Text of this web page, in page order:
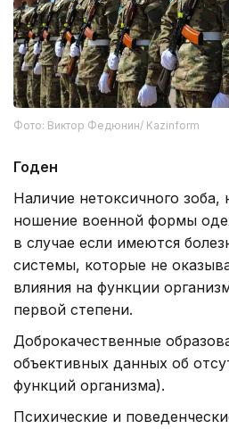
Фото: Виктор Федюнин/ Kazinform
Годен
Наличие нетоксичного зоба,
ношение военной формы
в случае если имеются
системы, которые не
влияния на функции
первой степени.
Доброкачественные
объективных данных об
функций организма).
Психические и